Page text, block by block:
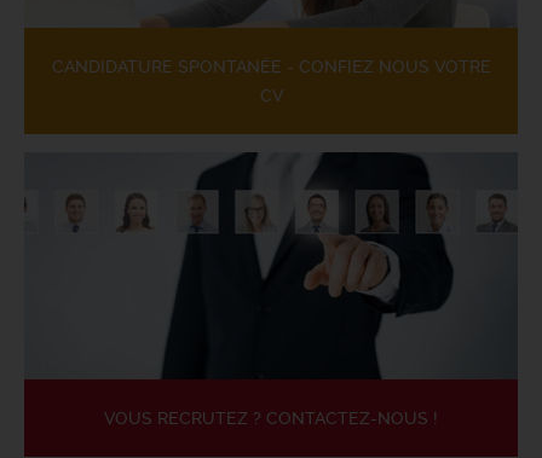
CANDIDATURE SPONTANÉE - CONFIEZ NOUS VOTRE
CV
VOUS RECRUTEZ ? CONTACTEZ-NOUS !